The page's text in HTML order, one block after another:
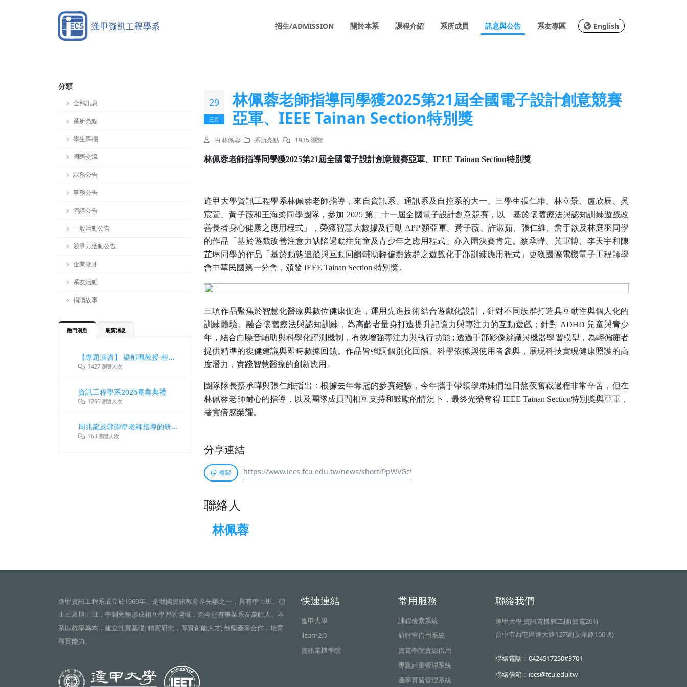
招生/ADMISSION 關於本系 課程介紹 系所成員 訊息與公告 系友專區 English
分類
全部訊息
系所亮點
學生專欄
國際交流
課務公告
事務公告
演講公告
一般活動公告
競爭力活動公告
企業徵才
系友活動
捐贈故事
熱門消息 最新消息
【專題演講】 梁郁珮教授 程式設計師在新世代記憶體與儲存系統中的角色與挑戰
1427 瀏覽人次
資訊工程學系2026畢業典禮
1266 瀏覽人次
周兆龍及郭崇韋老師指導的研究團隊獲DLT2026最佳論文獎
763 瀏覽人次
29
三月
林佩蓉老師指導同學獲2025第21屆全國電子設計創意競賽
亞軍、IEEE Tainan Section特別獎
由 林佩蓉 系所亮點 1935 瀏覽
林佩蓉老師指導同學獲2025第21屆全國電子設計創意競賽亞軍、 IEEE Tainan Section特別獎
逢甲大學資訊工程學系林佩蓉老師指導，來自資訊系、通訊系及自控系的大一、三學生張仁維、林立景、盧欣辰、吳
宸萱、黃子薇和王海柔同學團隊，參加 2025 第二十一屆全國電子設計創意競賽，以「基於懷舊療法與認知訓練遊戲改
善長者身心健康之應用程式」，榮獲智慧大數據及行動 APP類亞軍。黃子薇、許淑茹、張仁維、詹于歆及林庭羽同學
的作品「基於遊戲改善注意力缺陷過動症兒童及青少年之應用程式」亦入圍決賽肯定。蔡承曄、黃軍博、李天宇和陳
芷琳同學的作品「基於動態追蹤與互動回饋輔助輕偏癱族群之遊戲化手部訓練應用程式」更獲國際電機電子工程師學
會中華民國第一分會，頒發 IEEE Tainan Section 特別獎。
三項作品聚焦於智慧化醫療與數位健康促進，運用先進技術結合遊戲化設計，針對不同族群打造具互動性與個人化的
訓練體驗。融合懷舊療法與認知訓練，為高齡者量身打造提升記憶力與專注力的互動遊戲；針對 ADHD 兒童與青少
年，結合白噪音輔助與科學化評測機制，有效增強專注力與執行功能; 透過手部影像辨識與機器學習模型，為輕偏癱者
提供精準的復健建議與即時數據回饋。作品皆強調個別化回饋、科學依據與使用者參與，展現科技實現健康照護的高
度潛力，實踐智慧醫療的創新應用。
團隊隊長蔡承曄與張仁維指出：根據去年奪冠的參賽經驗，今年攜手帶領學弟妹們連日熬夜奮戰過程非常辛苦，但在
林佩蓉老師耐心的指導，以及團隊成員間相互支持和鼓勵的情況下，最終光榮奪得IEEE Tainan Section特別獎與亞軍，
著實倍感榮耀。
分享連結
複製
聯絡人
林佩蓉
逢甲資訊工程系成立於1969年，是我國資訊教育界先驅之一，具有學士班、碩
士班及博士班，學制完整形成相互學習的場域，迄今已有畢業系友萬餘人。本
系以教學為本，建立扎實基礎; 精實研究，厚實創能人才; 鼓勵產學合作，培育
務實能力。
快速連結
逢甲大學
ilearn2.0
資訊電機學院
常用服務
課程檢索系統
研討室借用系統
資電學院資源借用
專題計畫管理系統
產學實習管理系統
聯絡我們
逢甲大學 資訊電機館二樓(資電201)
台中市西屯區逢大路127號(文華路100號)
聯絡電話：0424517250#3701
聯絡信箱：iecs@fcu.edu.tw